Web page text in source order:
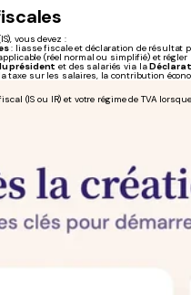
vous devez :
: liasse fiscale et déclaration de résultat
(réel normal ou simplifié) et
président et des salariés via la
taxe sur les salaires, la contribution
(IS ou IR) et votre régime de TVA